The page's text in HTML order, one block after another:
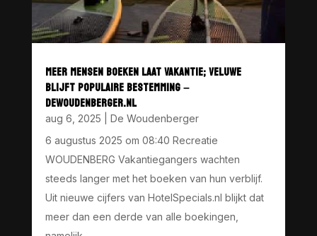
MEER MENSEN BOEKEN LAAT VAKANTIE; VELUWE
BLIJFT POPULAIRE BESTEMMING –
DEWOUDENBERGER.NL
aug 6, 2025
De Woudenberger
6 augustus 2025 om 08:40 Recreatie
WOUDENBERG Vakantiegangers wachten
steeds langer met het boeken van hun verblijf.
Uit nieuwe cijfers van HotelSpecials.nl blijkt dat
meer dan een derde van alle boekingen,